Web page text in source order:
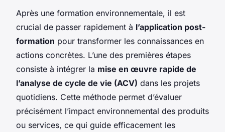
Après une formation environnementale, il est
crucial de passer rapidement à l’application post-
formation pour transformer les connaissances en
actions concrètes. L’une des premières étapes
consiste à intégrer la mise en œuvre rapide de
l’analyse de cycle de vie (ACV) dans les projets
quotidiens. Cette méthode permet d’évaluer
précisément l’impact environnemental des produits
ou services, ce qui guide efficacement les